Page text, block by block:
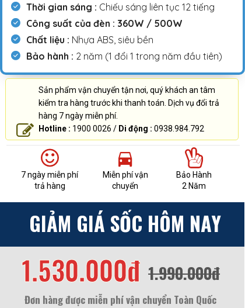
Thời gian sáng : Chiếu sáng liên tục 12 tiếng
Công suất của đèn : 360W / 500W
Chất liệu : Nhựa ABS, siêu bền
Bảo hành : 2 năm (1 đổi 1 trong năm đầu tiên)
Sản phẩm vận chuyển tận nơi, quý khách an tâm
kiểm tra hàng trước khi thanh toán. Dịch vụ đổi trả
hàng 7 ngày miễn phí.
Hotline : 1900 0026 / Di động :0938.984.792
7 ngày miễn phí
trả hàng
Bảo Hành
2 Năm
Miễn phí vận
chuyển
1.530.000đ 1.990.000đ
GIẢM GIÁ SỐC HÔM NAY
Đơn hàng được miễn phí vận chuyển Toàn Quốc